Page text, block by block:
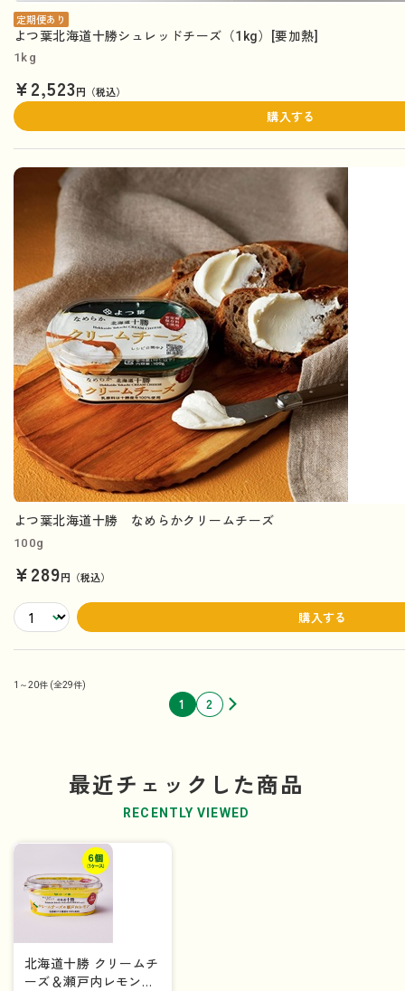
定期便あり
よつ葉北海道十勝シュレッドチーズ（1kg）[要加熱]
1kg
¥2,523円（税込）
購入する
よつ葉北海道十勝 なめらかクリームチーズ
100g
¥289円（税込）
購入する
1～20件 (全29件)
1 2
最近チェックした商品
RECENTLY VIEWED
北海道十勝 クリームチ
ーズ＆瀬戸内レモン